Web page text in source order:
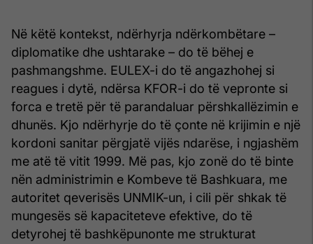
Në këtë kontekst, ndërhyrja ndërkombëtare –
diplomatike dhe ushtarake – do të bëhej e
pashmangshme. EULEX-i do të angazhohej si
reagues i dytë, ndërsa KFOR-i do të vepronte si
forca e tretë për të parandaluar përshkallëzimin e
dhunës. Kjo ndërhyrje do të çonte në krijimin e një
kordoni sanitar përgjatë vijës ndarëse, i ngjashëm
me atë të vitit 1999. Më pas, kjo zonë do të binte
nën administrimin e Kombeve të Bashkuara, me
autoritet qeverisës UNMIK-un, i cili për shkak të
mungesës së kapaciteteve efektive, do të
detyrohej të bashkëpunonte me strukturat